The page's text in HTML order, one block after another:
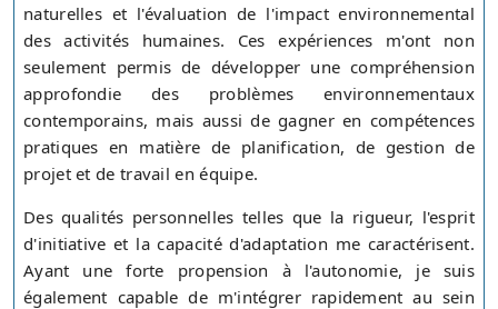
naturelles et l'évaluation de l'impact environnemental
des activités humaines. Ces expériences m'ont non
seulement permis de développer une compréhension
approfondie des problèmes environnementaux
contemporains, mais aussi de gagner en compétences
pratiques en matière de planification, de gestion de
projet et de travail en équipe.
Des qualités personnelles telles que la rigueur, l'esprit
d'initiative et la capacité d'adaptation me caractérisent.
Ayant une forte propension à l'autonomie, je suis
également capable de m'intégrer rapidement au sein